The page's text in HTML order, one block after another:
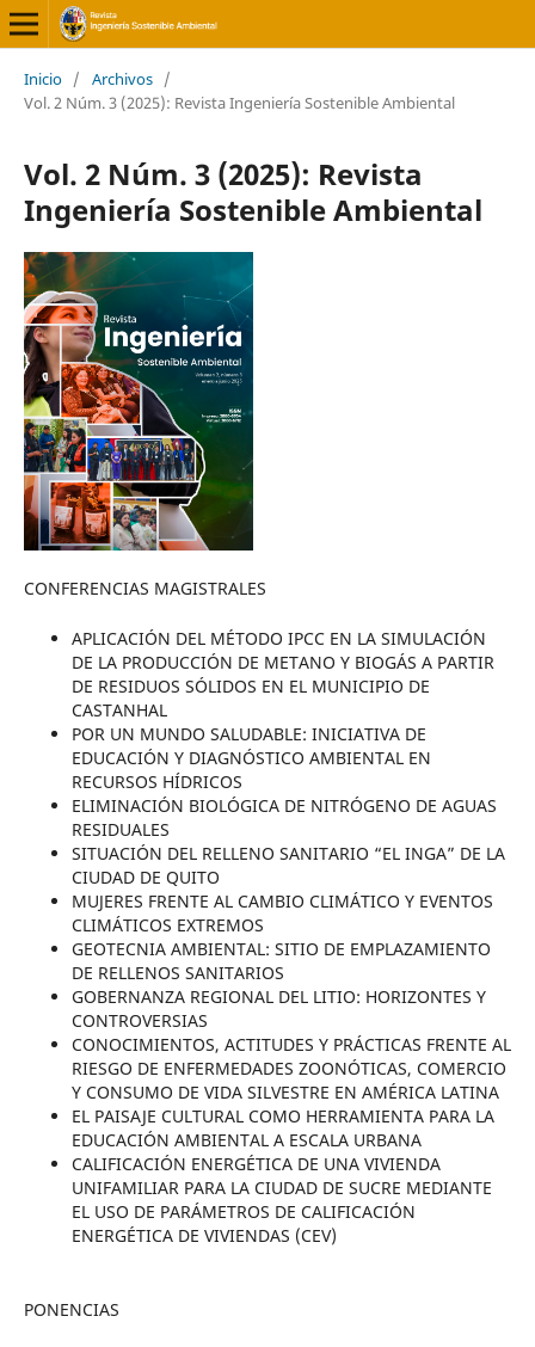
Inicio / Archivos /
Vol. 2 Núm. 3 (2025): Revista Ingeniería Sostenible Ambiental
Vol. 2 Núm. 3 (2025): Revista
Ingeniería Sostenible Ambiental
CONFERENCIAS MAGISTRALES
APLICACIÓN DEL MÉTODO IPCC EN LA SIMULACIÓN
DE LA PRODUCCIÓN DE METANO Y BIOGÁS A PARTIR
DE RESIDUOS SÓLIDOS EN EL MUNICIPIO DE
CASTANHAL
POR UN MUNDO SALUDABLE: INICIATIVA DE
EDUCACIÓN Y DIAGNÓSTICO AMBIENTAL EN
RECURSOS HÍDRICOS
ELIMINACIÓN BIOLÓGICA DE NITRÓGENO DE AGUAS
RESIDUALES
SITUACIÓN DEL RELLENO SANITARIO “EL INGA” DE LA
CIUDAD DE QUITO
MUJERES FRENTE AL CAMBIO CLIMÁTICO Y EVENTOS
CLIMÁTICOS EXTREMOS
GEOTECNIA AMBIENTAL: SITIO DE EMPLAZAMIENTO
DE RELLENOS SANITARIOS
GOBERNANZA REGIONAL DEL LITIO: HORIZONTES Y
CONTROVERSIAS
CONOCIMIENTOS, ACTITUDES Y PRÁCTICAS FRENTE AL
RIESGO DE ENFERMEDADES ZOONÓTICAS, COMERCIO
Y CONSUMO DE VIDA SILVESTRE EN AMÉRICA LATINA
EL PAISAJE CULTURAL COMO HERRAMIENTA PARA LA
EDUCACIÓN AMBIENTAL A ESCALA URBANA
CALIFICACIÓN ENERGÉTICA DE UNA VIVIENDA
UNIFAMILIAR PARA LA CIUDAD DE SUCRE MEDIANTE
EL USO DE PARÁMETROS DE CALIFICACIÓN
ENERGÉTICA DE VIVIENDAS (CEV)
PONENCIAS